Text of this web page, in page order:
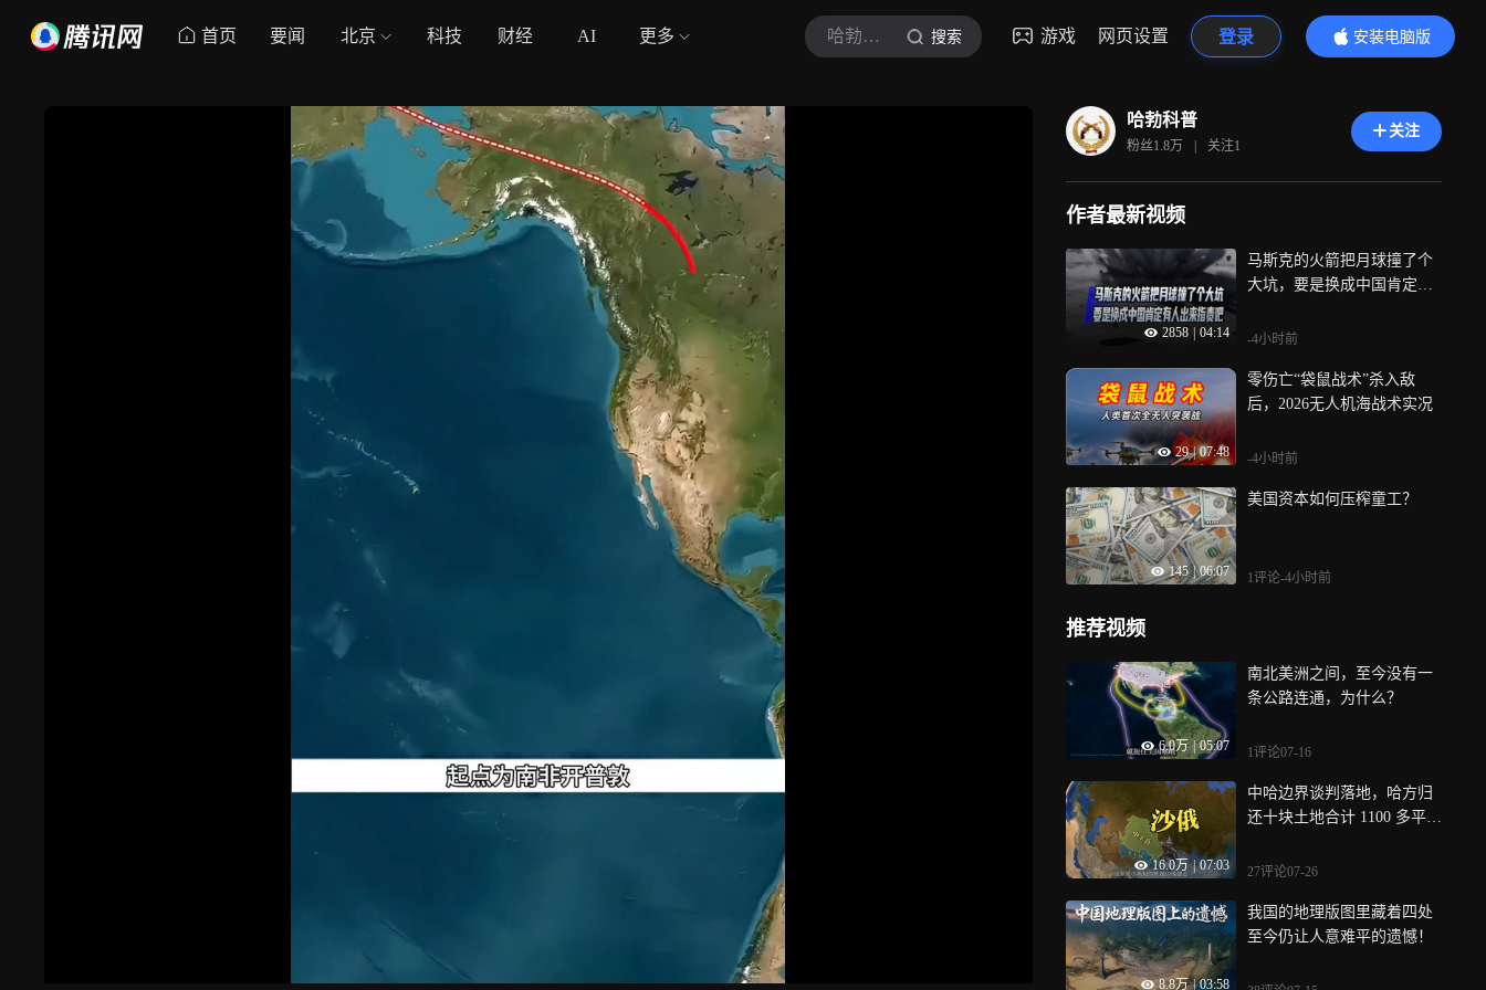
首页 要闻 北京 科技 财经 AI 更多 哈勃科普 搜索 游戏 网页设置 登录
安装电脑版
内容更精彩
哈勃科普
粉丝1.8万 | 关注1
关注
作者最新视频
2858 04:14
马斯克的火箭把月球撞了个
大坑，要是换成中国肯定有
-4小时前
29 | 07:48
零伤亡“袋鼠战术”杀入敌
后，2026无人机海战术实况
-4小时前
145 | 06:07
美国资本如何压榨童工？
1评论-4小时前
推荐视频
6.0万 05:07
南北美洲之间，至今没有一
条公路连通，为什么？
1评论07-16
16.0万 | 07:03
中哈边界谈判落地，哈方归
还十块土地合计 1100 多平方
择
27评论07-26
8.8万 | 03:58
我国的地理版图里藏着四处
至今仍让人意难平的遗憾！